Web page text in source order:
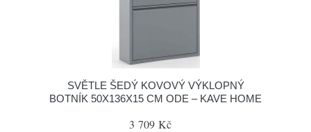
SVĚTLE ŠEDÝ KOVOVÝ VÝKLOPNÝ
BOTNÍK 50X136X15 CM ODE – KAVE HOME
3 709 Kč